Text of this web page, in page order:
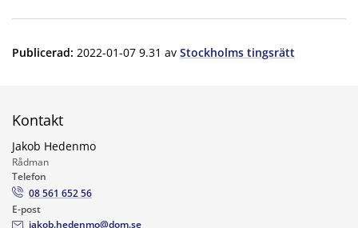
Publicerad: 2022-01-07 9.31 av Stockholms tingsrätt
Kontakt
Jakob Hedenmo
Rådman
Telefon
08 561 652 56
E-post
jakob.hedenmo@dom.se